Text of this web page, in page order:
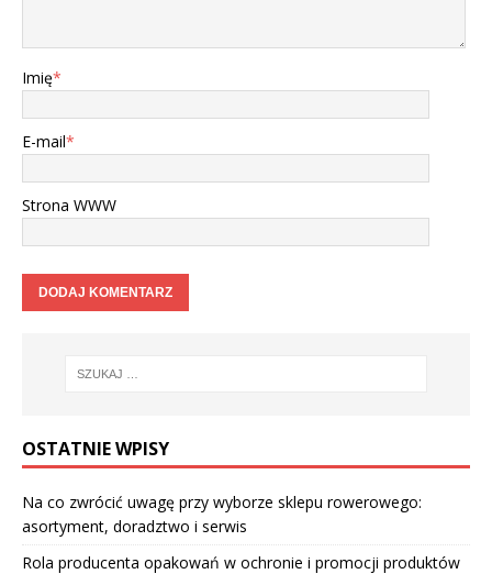
Imię*
E-mail*
Strona WWW
OSTATNIE WPISY
Na co zwrócić uwagę przy wyborze sklepu rowerowego:
asortyment, doradztwo i serwis
Rola producenta opakowań w ochronie i promocji produktów